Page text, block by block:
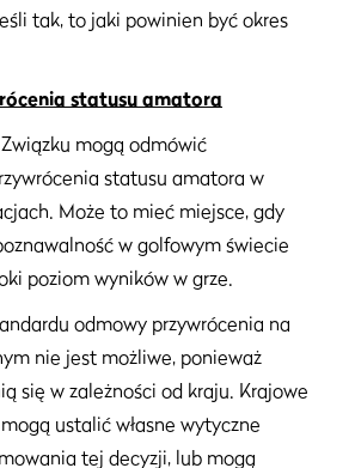
tak, to jaki powinien być okres
statusu amatora
mogą odmówić
statusu amatora w
Może to mieć miejsce, gdy
w golfowym świecie
poziom wyników w grze.
odmowy przywrócenia na
nie jest możliwe, ponieważ
się w zależności od kraju. Krajowe
ustalić własne wytyczne
tej decyzji, lub mogą